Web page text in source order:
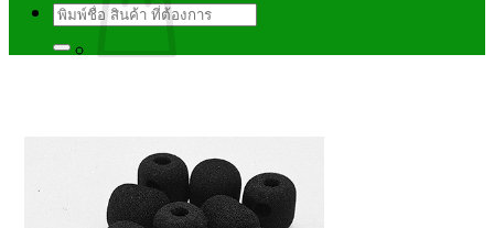
ตะกร้าสินค้า
ค้นหา: